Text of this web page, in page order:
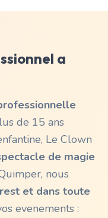
a
de 15 ans
Le Clown
de magie
nous
et dans toute
evenements :